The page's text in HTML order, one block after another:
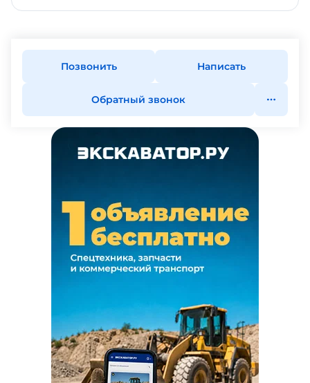
Позвонить Написать
Обратный звонок